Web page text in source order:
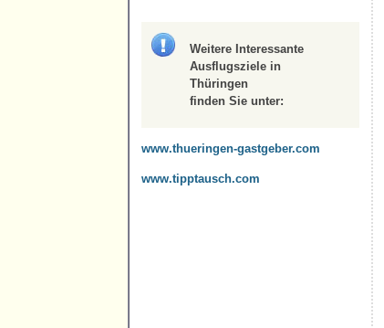
Weitere Interessante
Ausflugsziele in
Thüringen
finden Sie unter:
www.thueringen-gastgeber.com
www.tipptausch.com